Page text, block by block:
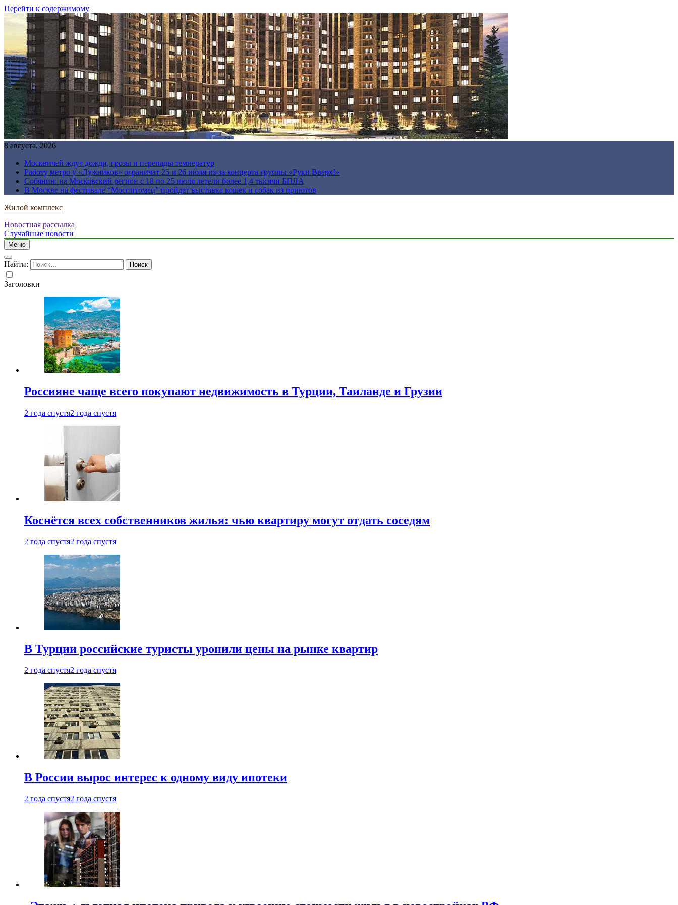
Перейти к содержимому
8 августа, 2026
Москвичей ждут дожди, грозы и перепады температур
Работу метро у «Лужников» ограничат 25 и 26 июля из-за концерта группы «Руки Вверх!»
Собянин: на Московский регион с 18 по 25 июля летели более 1,4 тысячи БПЛА
В Москве на фестивале “Моспитомец” пройдет выставка кошек и собак из приютов
Жилой комплекс
Новостная рассылка
Случайные новости
Меню
Найти:
Заголовки
Россияне чаще всего покупают недвижимость в Турции, Таиланде и Грузии
2 года спустя2 года спустя
Коснётся всех собственников жилья: чью квартиру могут отдать соседям
2 года спустя2 года спустя
В Турции российские туристы уронили цены на рынке квартир
2 года спустя2 года спустя
В России вырос интерес к одному виду ипотеки
2 года спустя2 года спустя